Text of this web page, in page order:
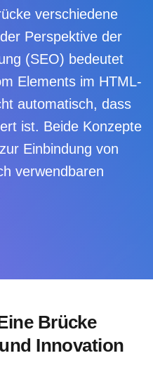
verschiedene
Perspektive der
(SEO) bedeutet
Elements im HTML-
automatisch, dass
ist. Beide Konzepte
Einbindung von
verwendbaren
Brücke
Innovation